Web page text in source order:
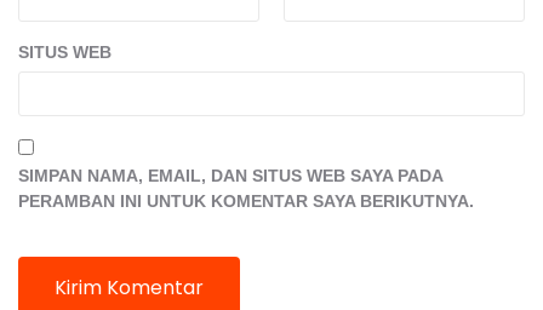
SITUS WEB
SIMPAN NAMA, EMAIL, DAN SITUS WEB SAYA PADA
PERAMBAN INI UNTUK KOMENTAR SAYA BERIKUTNYA.